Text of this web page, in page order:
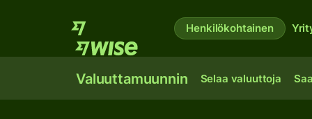
Henkilökohtainen
Valuuttamuunnin Selaa valuuttoja